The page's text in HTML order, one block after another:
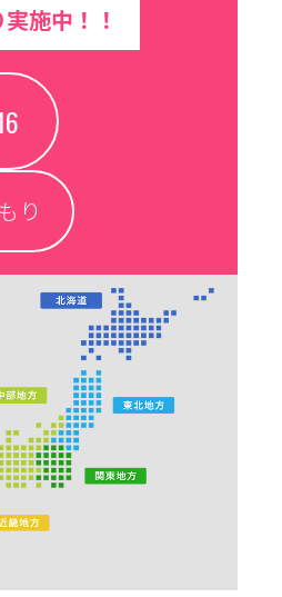
施中！！
り